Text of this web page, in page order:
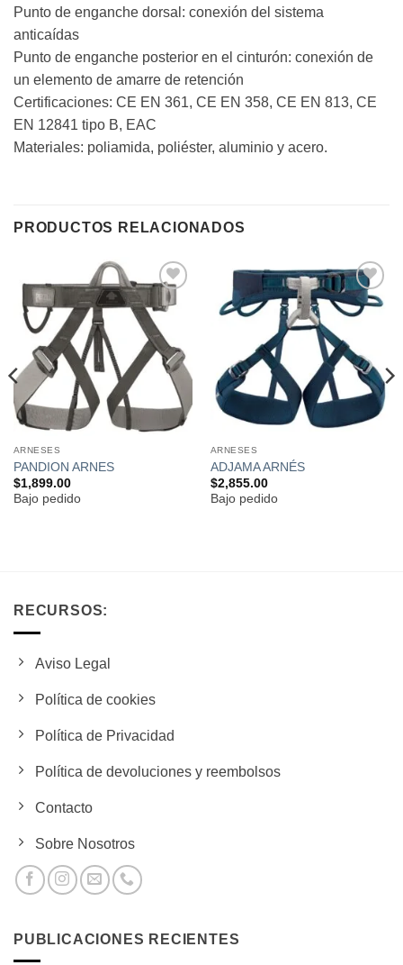
Punto de enganche dorsal: conexión del sistema
anticaídas
Punto de enganche posterior en el cinturón: conexión de
un elemento de amarre de retención
Certificaciones: CE EN 361, CE EN 358, CE EN 813, CE
EN 12841 tipo B, EAC
Materiales: poliamida, poliéster, aluminio y acero.
PRODUCTOS RELACIONADOS
Añadir
a la
lista de
deseos
ARNESES
PANDION ARNES
$1,899.00
Bajo pedido
Añadir
a la
deseos
ARNESES
ADJAMA ARNÉS
$2,855.00
Bajo pedido
RECURSOS:
Aviso Legal
Política de cookies
Política de Privacidad
Política de devoluciones y reembolsos
Contacto
Sobre Nosotros
PUBLICACIONES RECIENTES